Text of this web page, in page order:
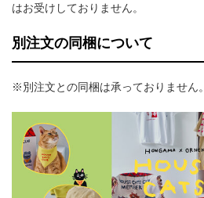
はお受けしておりません。
別注文の同梱について
※別注文との同梱は承っておりません。